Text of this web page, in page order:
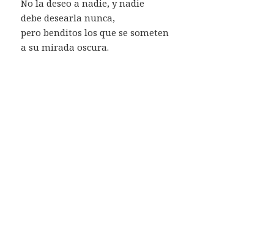
No la deseo a nadie, y nadie
debe desearla nunca,
pero benditos los que se someten
a su mirada oscura.